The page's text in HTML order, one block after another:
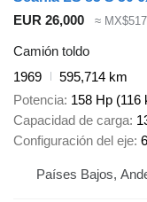
EUR 26,000
≈
Camión toldo
1969
595,714 km
Potencia 158 Hp (116
Capacidad de carga
Configuración del eje
Países Bajos,